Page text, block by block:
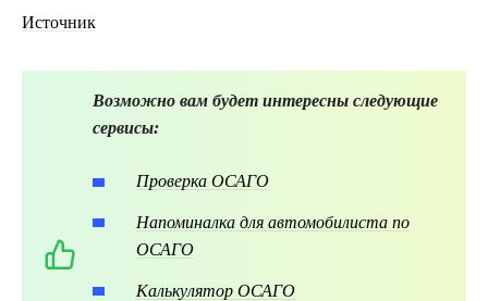
Источник
Возможно вам будет интересны следующие
сервисы:
Проверка ОСАГО
Напоминалка для автомобилиста по
ОСАГО
Калькулятор ОСАГО